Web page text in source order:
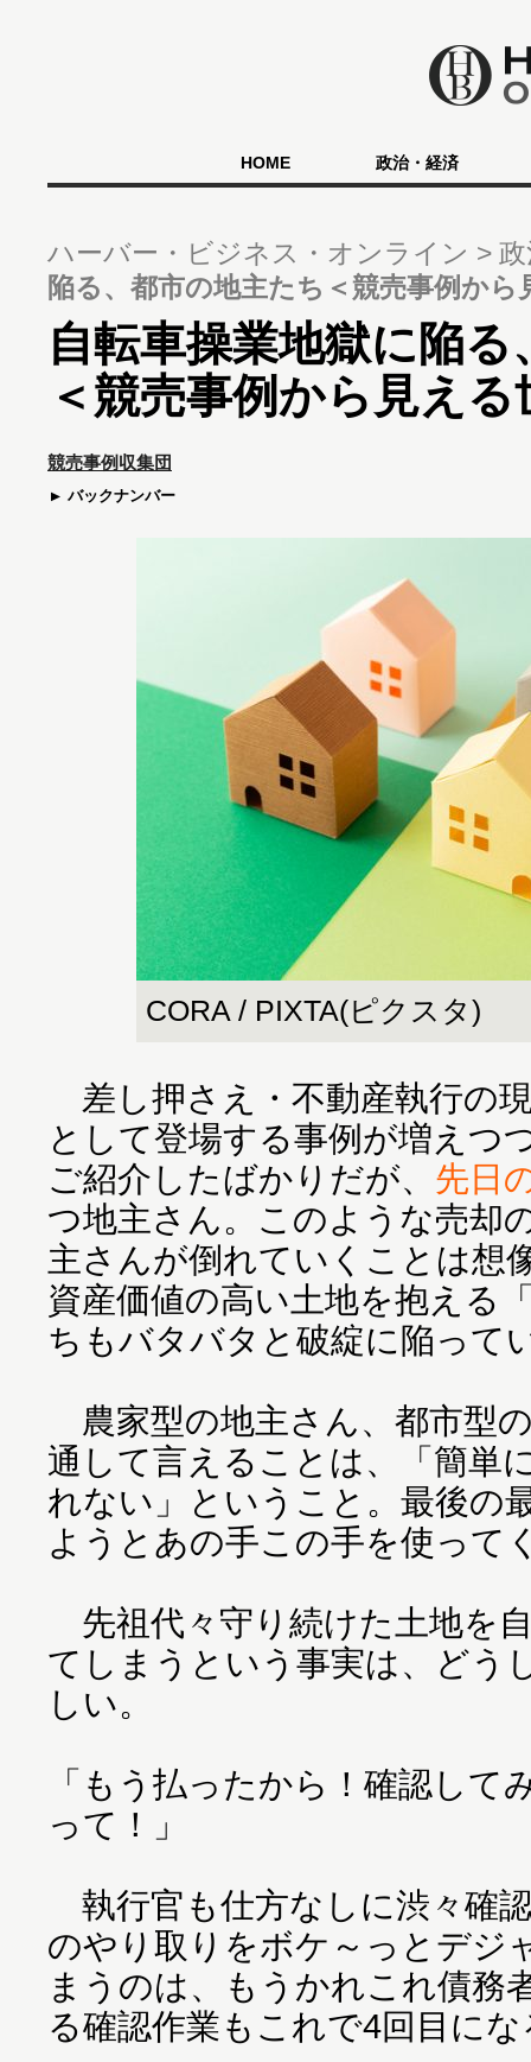
HOME 政治・経済
ハーバー・ビジネス・オンライン
陥る、都市の地主たち＜競売事例から
自転車操業地獄に陥
＜競売事例から見える
競売事例収集団
バックナンバー
CORA / PIXTA(ピクスタ)
差し押さえ・不動産執行の
として登場する事例が増えつ
ご紹介したばかりだが、 先日
つ地主さん。このような売却
主さんが倒れていくことは想
資産価値の高い土地を抱える
ちもバタバタと破綻に陥って
農家型の地主さん、都市型
通して言えることは、「簡単
れない」ということ。最後の
ようとあの手この手を使って
先祖代々守り続けた土地を
てしまうという事実は、どう
しい。
「もう払ったから！確認して
って！」
執行官も仕方なしに渋々確
のやり取りをボケ～っとデジ
まうのは、もうかれこれ債務
る確認作業もこれで4回目に